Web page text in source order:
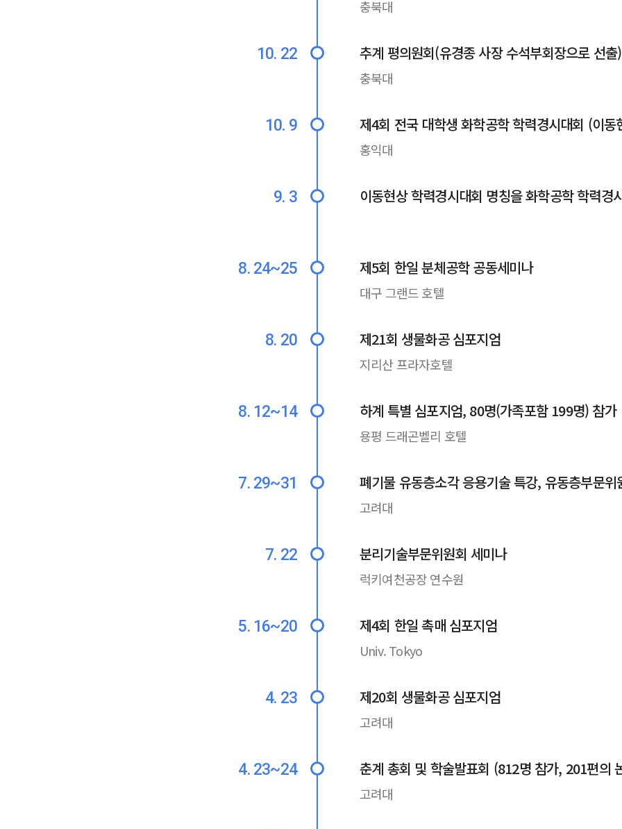
충북대
10. 22 추계 평의원회(유경종 사장 수석부회장으로 선출)
충북대
10. 9 제4회 전국 대학생 화학공학 학력경시대회 (이
홍익대
9. 3 이동현상 학력경시대회 명칭을 화학공학 학력경
8. 24~25 제5회 한일 분체공학 공동세미나
대구 그랜드 호텔
8. 20 제21회 생물화공 심포지엄
지리산 프라자호텔
8. 12~14 하계 특별 심포지엄, 80명(가족포함 199명) 참가
용평 드래곤벨리 호텔
7. 29~31 폐기물 유동층소각 응용기술 특강, 유동층부문위
고려대
7. 22 분리기술부문위원회 세미나
럭키여천공장 연수원
5. 16~20 제4회 한일 촉매 심포지엄
Univ. Tokyo
4. 23 제20회 생물화공 심포지엄
고려대
4. 23~24 춘계 총회 및 학술발표회 (812명 참가, 201편의
고려대